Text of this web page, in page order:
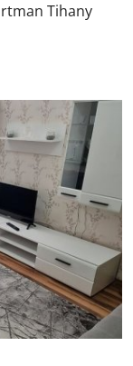
Tihany